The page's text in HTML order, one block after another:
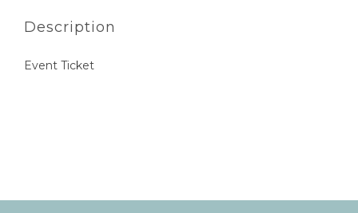
Description
Event Ticket